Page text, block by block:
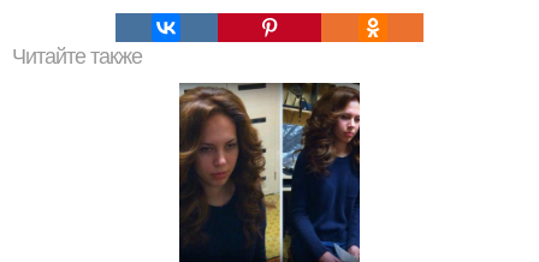
Читайте также